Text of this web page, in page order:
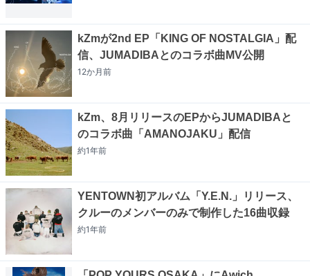
kZmが2nd EP「KING OF NOSTALGIA」配
信、JUMADIBAとのコラボ曲MV公開
12か月前
kZm、8月リリースのEPからJUMADIBAと
のコラボ曲「AMANOJAKU」配信
約1年前
YENTOWN初アルバム「Y.E.N.」リリース、
クルーのメンバーのみで制作した16曲収録
約1年前